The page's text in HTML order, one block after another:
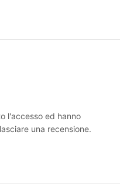
l'accesso ed hanno
una recensione.